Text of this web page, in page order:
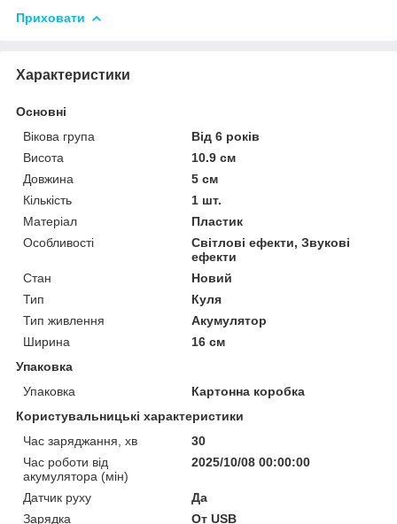
Приховати
Характеристики
Основні
Вікова група
Від 6 років
Висота
10.9 см
Довжина
5 см
Кількість
1 шт.
Матеріал
Пластик
Особливості
Світлові ефекти, Звукові
ефекти
Стан
Новий
Тип
Куля
Тип живлення
Акумулятор
Ширина
16 см
Упаковка
Упаковка
Картонна коробка
Користувальницькі характеристики
Час заряджання, хв
30
Час роботи від
акумулятора (мін)
2025/10/08 00:00:00
Датчик руху
Да
Зарядка
От USB